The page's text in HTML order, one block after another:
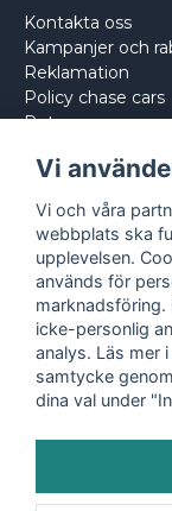
Kontakta oss
Kampanjer och
Reklamation
Policy chase cars
Returnera
Vi
Vi och våra
webbplats ska
upplevelsen.
används för
marknadsföring.
icke-personlig
analys. Läs mer
samtycke
dina val under